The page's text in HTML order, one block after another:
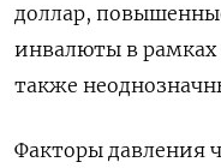
доллар,
инвалюты в
также
Факторы давления